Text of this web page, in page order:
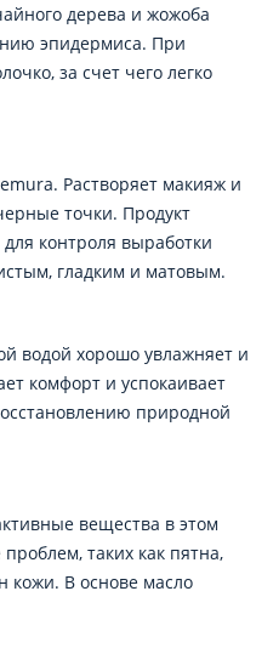
дерева и жожоба
эпидермиса. При
за счет чего легко
Растворяет макияж и
точки. Продукт
контроля выработки
гладким и матовым.
водой хорошо увлажняет и
комфорт и успокаивает
природной
вещества в этом
таких как пятна,
В основе масло